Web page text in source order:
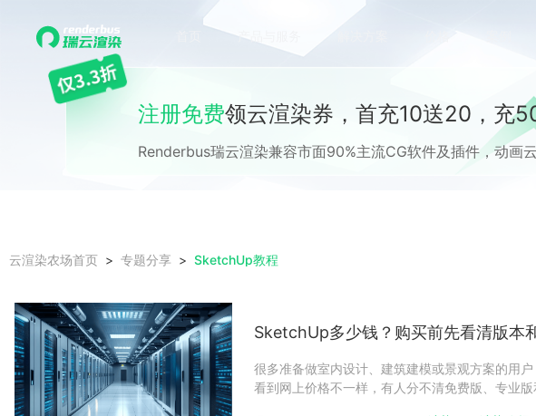
产品与服务
注册免费领云渲染券，首充10送20，充
Renderbus瑞云渲染兼容市面90%主流CG软件及插件，动画
云渲染农场首页 专题分享 SketchUp教程
SketchUp多少钱？购买前先看清版本
很多准备做室内设计、建筑建模或景观方案的用
看到网上价格不一样，有人分不清免费版、专业